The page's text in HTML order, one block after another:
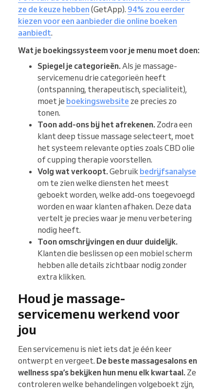
ze de keuze hebben (GetApp). 94% zou eerder
kiezen voor een aanbieder die online boeken
aanbiedt.
Wat je boekingssysteem voor je menu moet doen:
Spiegel je categorieën.Als je massage-
servicemenu drie categorieën heeft
(ontspanning, therapeutisch, specialiteit),
moet je boekingswebsite ze precies zo
tonen.
Toon add-ons bij het afrekenen. Zodra een
klant deep tissue massage selecteert, moet
het systeem relevante opties zoals CBD olie
of cupping therapie voorstellen.
Volg wat verkoopt.Gebruik bedrijfsanalyse
om te zien welke diensten het meest
geboekt worden, welke add-ons toegevoegd
worden en waar klanten afhaken. Deze data
vertelt je precies waar je menu verbetering
nodig heeft.
Toon omschrijvingen en duur duidelijk.
Klanten die beslissen op een mobiel scherm
hebben alle details zichtbaar nodig zonder
extra klikken.
Houd je massage-
servicemenu werkend voor
jou
Een servicemenu is niet iets dat je één keer
ontwerpt en vergeet. De beste massagesalons en
wellness spa’s bekijken hun menu elk kwartaal. Ze
controleren welke behandelingen volgeboekt zijn,